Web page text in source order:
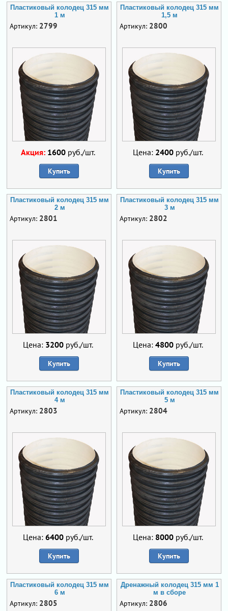
Пластиковый колодец 315 мм
1 м
Артикул: 2799
Акция: 1600руб./шт.
Купить
Пластиковый колодец 315 мм
1,5 м
Артикул: 2800
Цена: 2400руб./шт.
Купить
Пластиковый колодец 315 мм
2 м
Артикул: 2801
Цена: 3200руб./шт.
Купить
Пластиковый колодец 315 мм
3 м
Артикул: 2802
Цена: 4800руб./шт.
Купить
Пластиковый колодец 315 мм
4 м
Артикул: 2803
Цена: 6400руб./шт.
Купить
Пластиковый колодец 315 мм
5 м
Артикул: 2804
Цена: 8000руб./шт.
Купить
Пластиковый колодец 315 мм
6 м
Артикул: 2805
Дренажный колодец 315 мм 1
м в сборе
Артикул: 2806